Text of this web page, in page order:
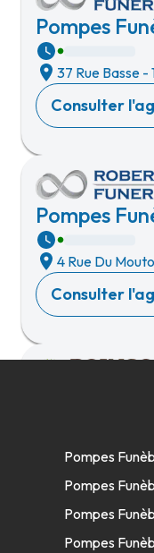
Pompes
37 Rue Basse -
Consulter
Pompes
4 Rue Du
Consulter
Avenue De
Consulter
Pompes
Pompes
Pompes
Pompes